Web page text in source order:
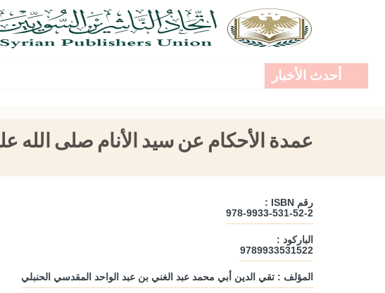
أحدث الأخبار
عمدة الأحكام عن سيد الأنام صلى الله
رقم ISBN :
978-9933-531-52-2
الباركود :
9789933531522
المؤلف : تقي الدين أبي محمد عبد الغني بن عبد الواحد المقدسي الحنبلي